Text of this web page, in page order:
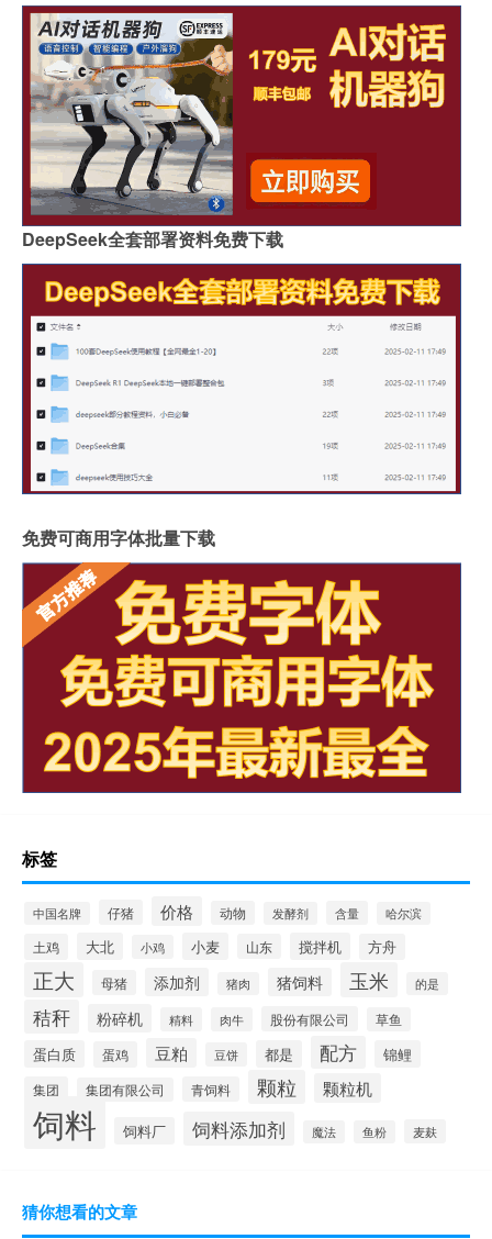
DeepSeek全套部署资料免费下载
免费可商用字体批量下载
标签
中国名牌 仔猪 价格 动物 发酵剂 含量 哈尔滨
土鸡 大北 小鸡 小麦 山东 搅拌机 方舟
正大 母猪 添加剂 猪肉 猪饲料 玉米 的是
秸秆 粉碎机 精料 肉牛 股份有限公司 草鱼
蛋白质 蛋鸡 豆粕 豆饼 都是 配方 锦鲤
集团 集团有限公司 青饲料 颗粒 颗粒机
饲料 饲料厂 饲料添加剂 魔法 鱼粉 麦麸
猜你想看的文章